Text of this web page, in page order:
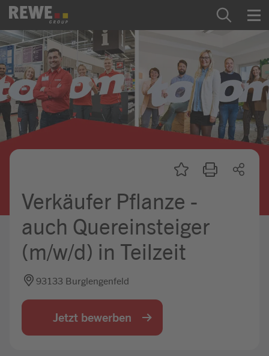
Zum Inhalt springen
Startseite
REWE Group als Arbeitgeber
Ausbildung & Studium
Praktikum & Werkstudium
Mein Kandidat:innenprofil
Jobbörse
Verkäufer Pflanze -
auch Quereinsteiger
(m/w/d) in Teilzeit
93133 Burglengenfeld
Jetzt bewerben